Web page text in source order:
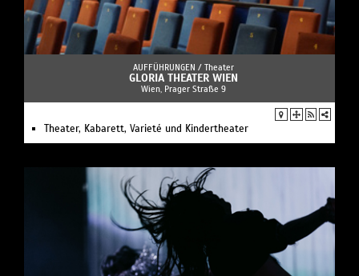
AUFFÜHRUNGEN / Theater
GLORIA THEATER WIEN
Wien, Prager Straße 9
Theater, Kabarett, Varieté und Kindertheater